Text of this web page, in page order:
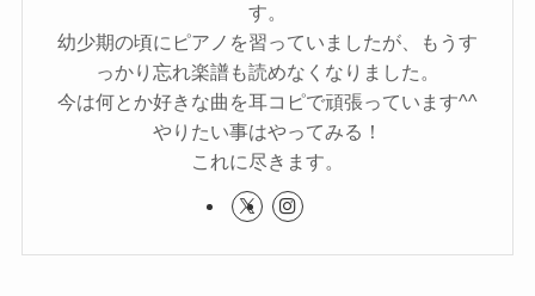
す。
幼少期の頃にピアノを習っていましたが、もうす
っかり忘れ楽譜も読めなくなりました。
今は何とか好きな曲を耳コピで頑張っています^^
やりたい事はやってみる！
これに尽きます。